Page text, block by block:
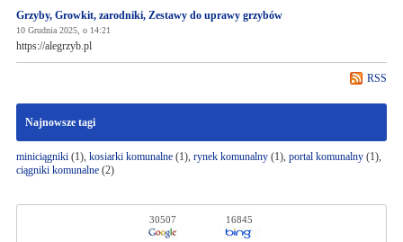
Grzyby, Growkit, zarodniki, Zestawy do uprawy grzybów
10 Grudnia 2025, o 14:21
https://alegrzyb.pl
RSS
Najnowsze tagi
miniciągniki(1), kosiarki komunalne(1), rynek komunalny(1), portal komunalny(1),
ciągniki komunalne(2)
30507 16845